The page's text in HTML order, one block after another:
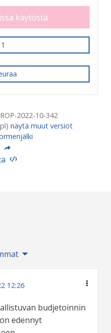
käytöstä
virkistyspäivä
2022-10-342
näytä muut versiot
12:26
budjetoinnin
edennyt